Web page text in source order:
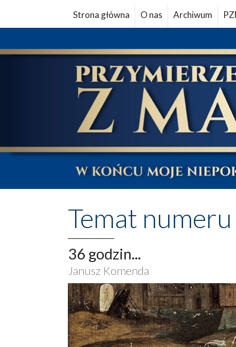
Strona główna O nas Archiwum
Temat numeru
36 godzin...
Janusz Komenda